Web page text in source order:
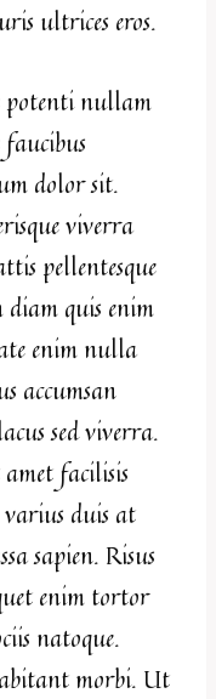
ultrices eros.
potenti nullam
faucibus
dolor sit.
viverra
pellentesque
quis enim
enim nulla
accumsan
sed viverra.
facilisis
duis at
sapien. Risus
enim tortor
natoque.
morbi. Ut